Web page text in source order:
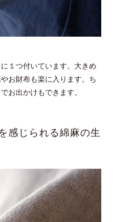
１つ付いています。大きめ
お財布も楽に入ります。ち
お出かけもできます。
感じられる綿麻の生